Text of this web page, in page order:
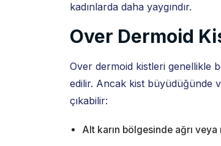
kadınlarda daha yaygındır.
Over Dermoid
Over dermoid kistleri genellikle
edilir. Ancak kist büyüdüğünde
çıkabilir:
Alt karın bölgesinde ağrı veya